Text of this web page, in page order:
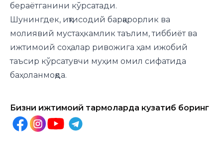
бераётганини кўрсатади.
Шунингдек, иқтисодий барқарорлик ва
молиявий мустаҳкамлик таълим, тиббиёт ва
ижтимоий соҳалар ривожига ҳам ижобий
таъсир кўрсатувчи муҳим омил сифатида
баҳоланмоқда.
Бизни ижтимоий тармоқларда кузатиб боринг